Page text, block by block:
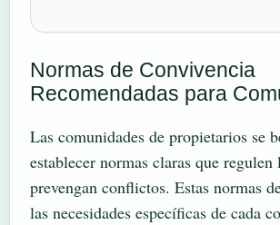
Normas de Convivencia
Recomendadas para
Las comunidades de propietarios se
establecer normas claras que
prevengan conflictos. Estas normas
las necesidades específicas de cada